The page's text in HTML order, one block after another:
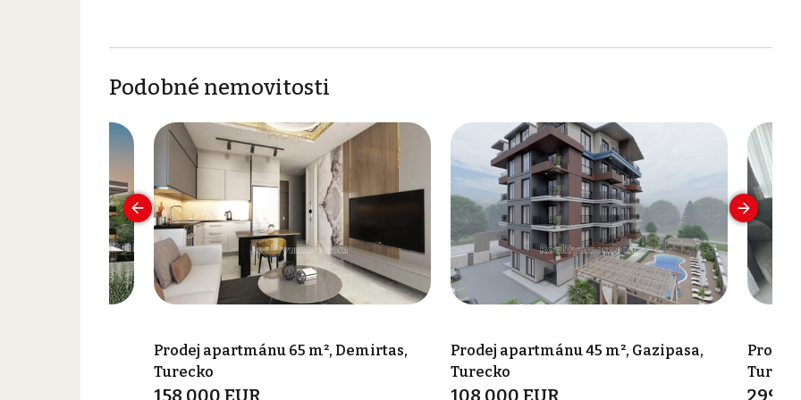
Podobné nemovitosti
Prodej apartmánu 65 m², Demirtas,
Turecko
Prodej apartmánu 45 m², Gazipasa,
Turecko
Prodej